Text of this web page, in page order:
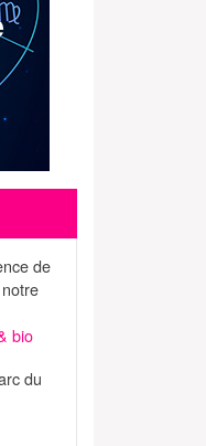
de
bio
du